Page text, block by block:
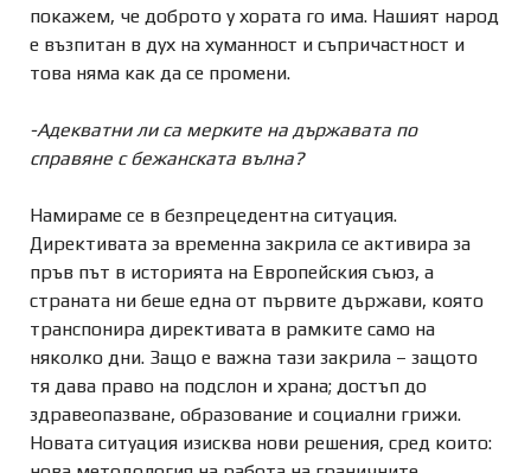
покажем, че доброто у хората го има. Нашият народ
е възпитан в дух на хуманност и съпричастност и
това няма как да се промени.
-Адекватни ли са мерките на държавата по
справяне с бежанската вълна?
Намираме се в безпрецедентна ситуация.
Директивата за временна закрила се активира за
пръв път в историята на Европейския съюз, а
страната ни беше една от първите държави, която
транспонира директивата в рамките само на
няколко дни. Защо е важна тази закрила – защото
тя дава право на подслон и храна; достъп до
здравеопазване, образование и социални грижи.
Новата ситуация изисква нови решения, сред които: